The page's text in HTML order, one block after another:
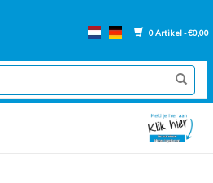
0 Artikel - €0,00